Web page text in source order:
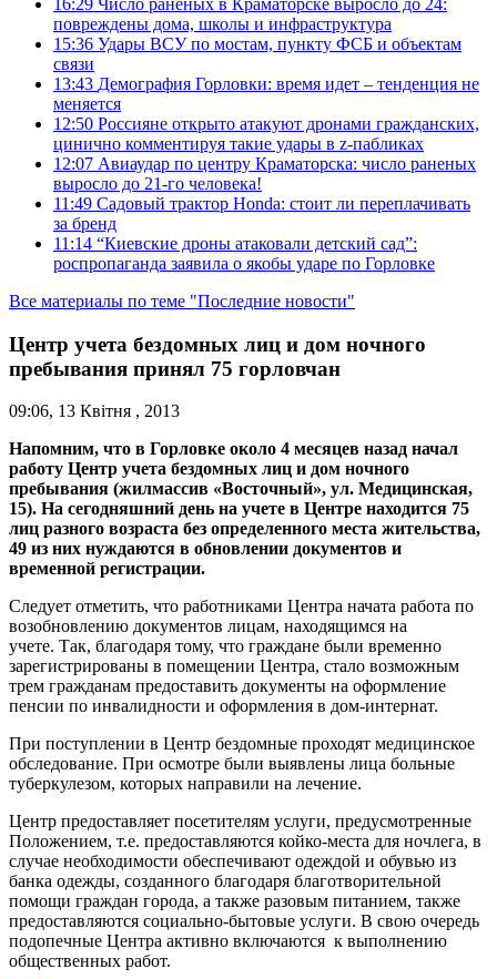
повреждены дома, школы и инфраструктура
15:36 Удары ВСУ по мостам, пункту ФСБ и объектам
связи
13:43 Демография Горловки: время идет – тенденция не
меняется
12:50 Россияне открыто атакуют дронами гражданских,
цинично комментируя такие удары в z-пабликах
12:07 Авиаудар по центру Краматорска: число раненых
выросло до 21-го человека!
11:49 Садовый трактор Honda: стоит ли переплачивать
за бренд
11:14 “Киевские дроны атаковали детский сад”:
роспропаганда заявила о якобы ударе по Горловке
Все материалы по теме "Последние новости"
Центр учета бездомных лиц и дом ночного
пребывания принял 75 горловчан
09:06, 13 Квітня , 2013
Напомним, что в Горловке около 4 месяцев назад начал
работу Центр учета бездомных лиц и дом ночного
пребывания (жилмассив «Восточный», ул. Медицинская,
15). На сегодняшний день на учете в Центре находится 75
лиц разного возраста без определенного места жительства,
49 из них нуждаются в обновлении документов и
временной регистрации.
Следует отметить, что работниками Центра начата работа по
возобновлению документов лицам, находящимся на
учете. Так, благодаря тому, что граждане были временно
зарегистрированы в помещении Центра, стало возможным
трем гражданам предоставить документы на оформление
пенсии по инвалидности и оформления в дом-интернат.
При поступлении в Центр бездомные проходят медицинское
обследование. При осмотре были выявлены лица больные
туберкулезом, которых направили на лечение.
Центр предоставляет посетителям услуги, предусмотренные
Положением, т.е. предоставляются койко-места для ночлега, в
случае необходимости обеспечивают одеждой и обувью из
банка одежды, созданного благодаря благотворительной
помощи граждан города, а также разовым питанием, также
предоставляются социально-бытовые услуги. В свою очередь
подопечные Центра активно включаются к выполнению
общественных работ.